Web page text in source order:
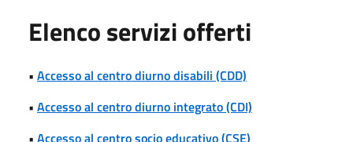
Elenco servizi offerti
• Accesso al centro diurno disabili (CDD)
• Accesso al centro diurno integrato (CDI)
• Accesso al centro socio educativo (CSE)